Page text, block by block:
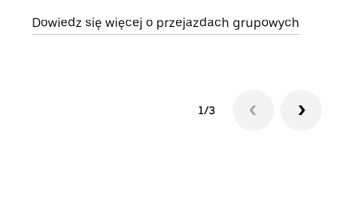
Dowiedz się więcej o przejazdach grupowych
1/3